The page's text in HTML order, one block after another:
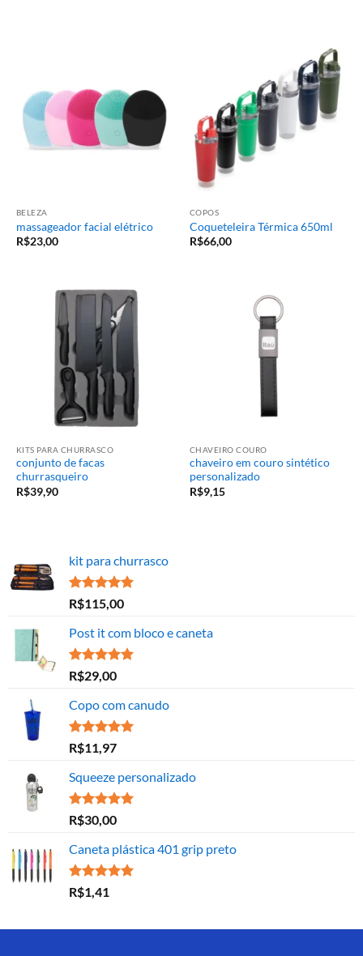
BELEZA
massageador facial elétrico
R$23,00
COPOS
Coqueteleira Térmica 650ml
R$66,00
KITS PARA CHURRASCO
conjunto de facas
churrasqueiro
R$39,90
CHAVEIRO COURO
chaveiro em couro sintético
personalizado
R$9,15
kit para churrasco
Avaliação
5.00
de 5
R$115,00
Post it com bloco e caneta
Avaliação
5.00
de 5
R$29,00
Copo com canudo
Avaliação
5.00
de 5
R$11,97
Squeeze personalizado
Avaliação
5.00
de 5
R$30,00
Caneta plástica 401 grip preto
Avaliação
5.00 de 5
R$1,41